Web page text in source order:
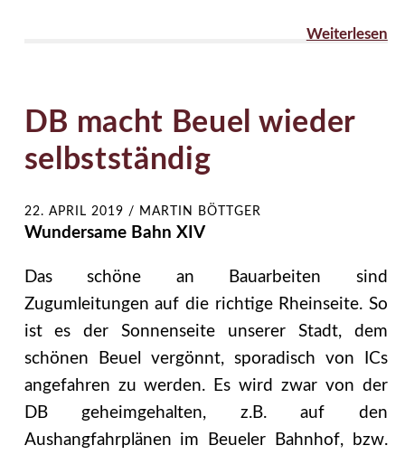
Weiterlesen
DB macht Beuel wieder
selbstständig
22. APRIL 2019 / MARTIN BÖTTGER
Wundersame Bahn XIV
Das schöne an Bauarbeiten sind
Zugumleitungen auf die richtige Rheinseite. So
ist es der Sonnenseite unserer Stadt, dem
schönen Beuel vergönnt, sporadisch von ICs
angefahren zu werden. Es wird zwar von der
DB geheimgehalten, z.B. auf den
Aushangfahrplänen im Beueler Bahnhof, bzw.